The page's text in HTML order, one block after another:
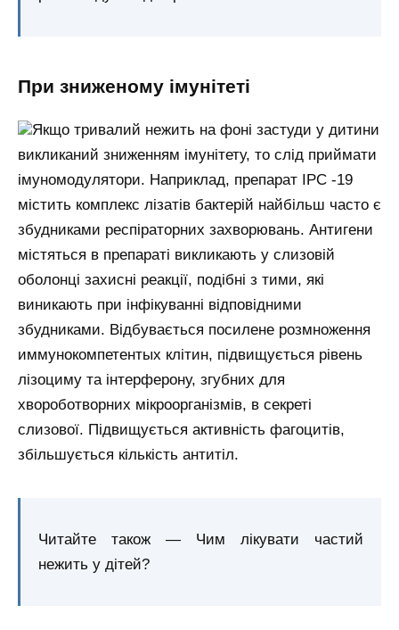
При зниженому імунітеті
Якщо тривалий нежить на фоні застуди у дитини
викликаний зниженням імунітету, то слід приймати
імуномодулятори. Наприклад, препарат ІРС -19
містить комплекс лізатів бактерій найбільш часто є
збудниками респіраторних захворювань. Антигени
містяться в препараті викликають у слизовій
оболонці захисні реакції, подібні з тими, які
виникають при інфікуванні відповідними
збудниками. Відбувається посилене розмноження
иммунокомпетентых клітин, підвищується рівень
лізоциму та інтерферону, згубних для
хвороботворних мікроорганізмів, в секреті
слизової. Підвищується активність фагоцитів,
збільшується кількість антитіл.
Читайте також — Чим лікувати частий
нежить у дітей?